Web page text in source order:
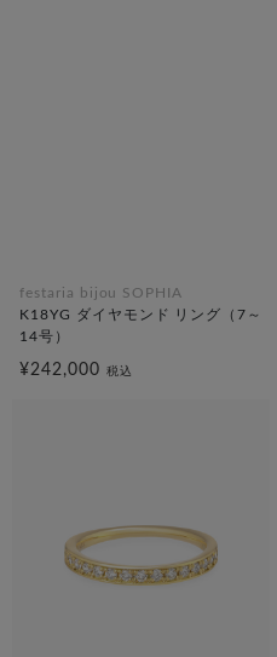
festaria bijou SOPHIA
K18YG ダイヤモンド リング（7～
14号）
¥242,000 税込